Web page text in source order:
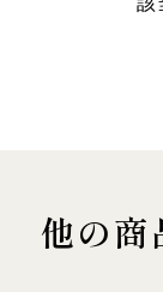
他の商